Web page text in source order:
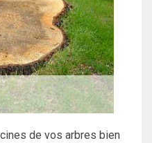
de vos arbres bien